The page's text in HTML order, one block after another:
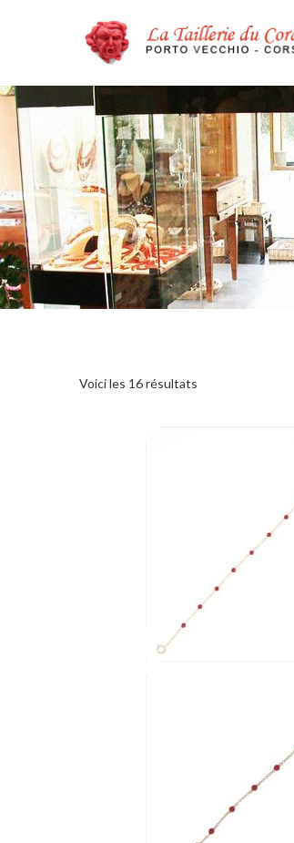
Voici les 16 résultats